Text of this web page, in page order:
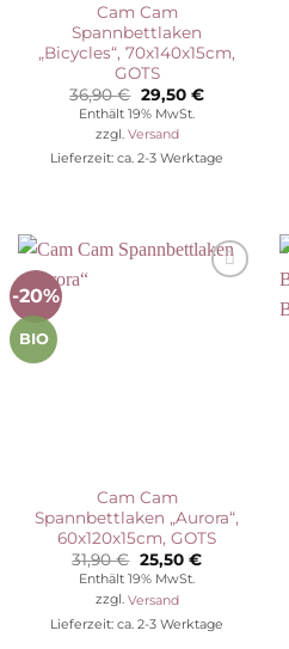
Cam Cam
Spannbettlaken
„Bicycles“, 70x140x15cm,
GOTS
36,90€ Ursprünglicher
Preis
war:
36,90 €
29,50 €Aktueller
Enthält 19% MwSt.
zzgl. Versand
Lieferzeit: ca. 2-3 Werktage
-20%
BIO
Cam Cam
Spannbettlaken „Aurora“,
60x120x15cm, GOTS
31,90€ Ursprünglicher
Preis
war:
31,90 €
25,50 €Aktueller
Enthält 19% MwSt.
zzgl. Versand
Lieferzeit: ca. 2-3 Werktage